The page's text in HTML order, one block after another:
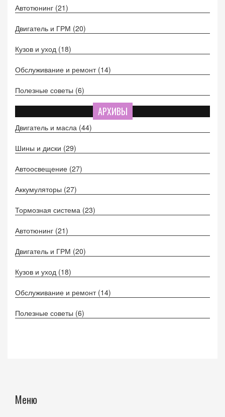
Автотюнинг (21)
Двигатель и ГРМ (20)
Кузов и уход (18)
Обслуживание и ремонт (14)
Полезные советы (6)
АРХИВЫ
Двигатель и масла (44)
Шины и диски (29)
Автоосвещение (27)
Аккумуляторы (27)
Тормозная система (23)
Автотюнинг (21)
Двигатель и ГРМ (20)
Кузов и уход (18)
Обслуживание и ремонт (14)
Полезные советы (6)
Меню